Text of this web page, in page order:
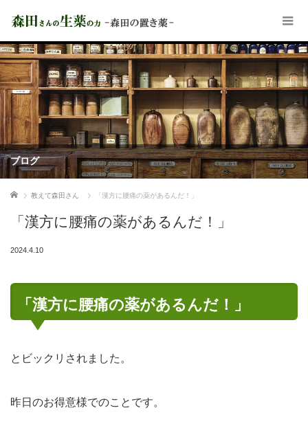
ブログ
ホーム 教えて森田さん 「漢方に腰痛の薬があるんだ！」
「漢方に腰痛の薬があるんだ！」
2024.4.10
「漢方に腰痛の薬があるんだ！」
とビックリされました。
昨日のお得意様でのことです。